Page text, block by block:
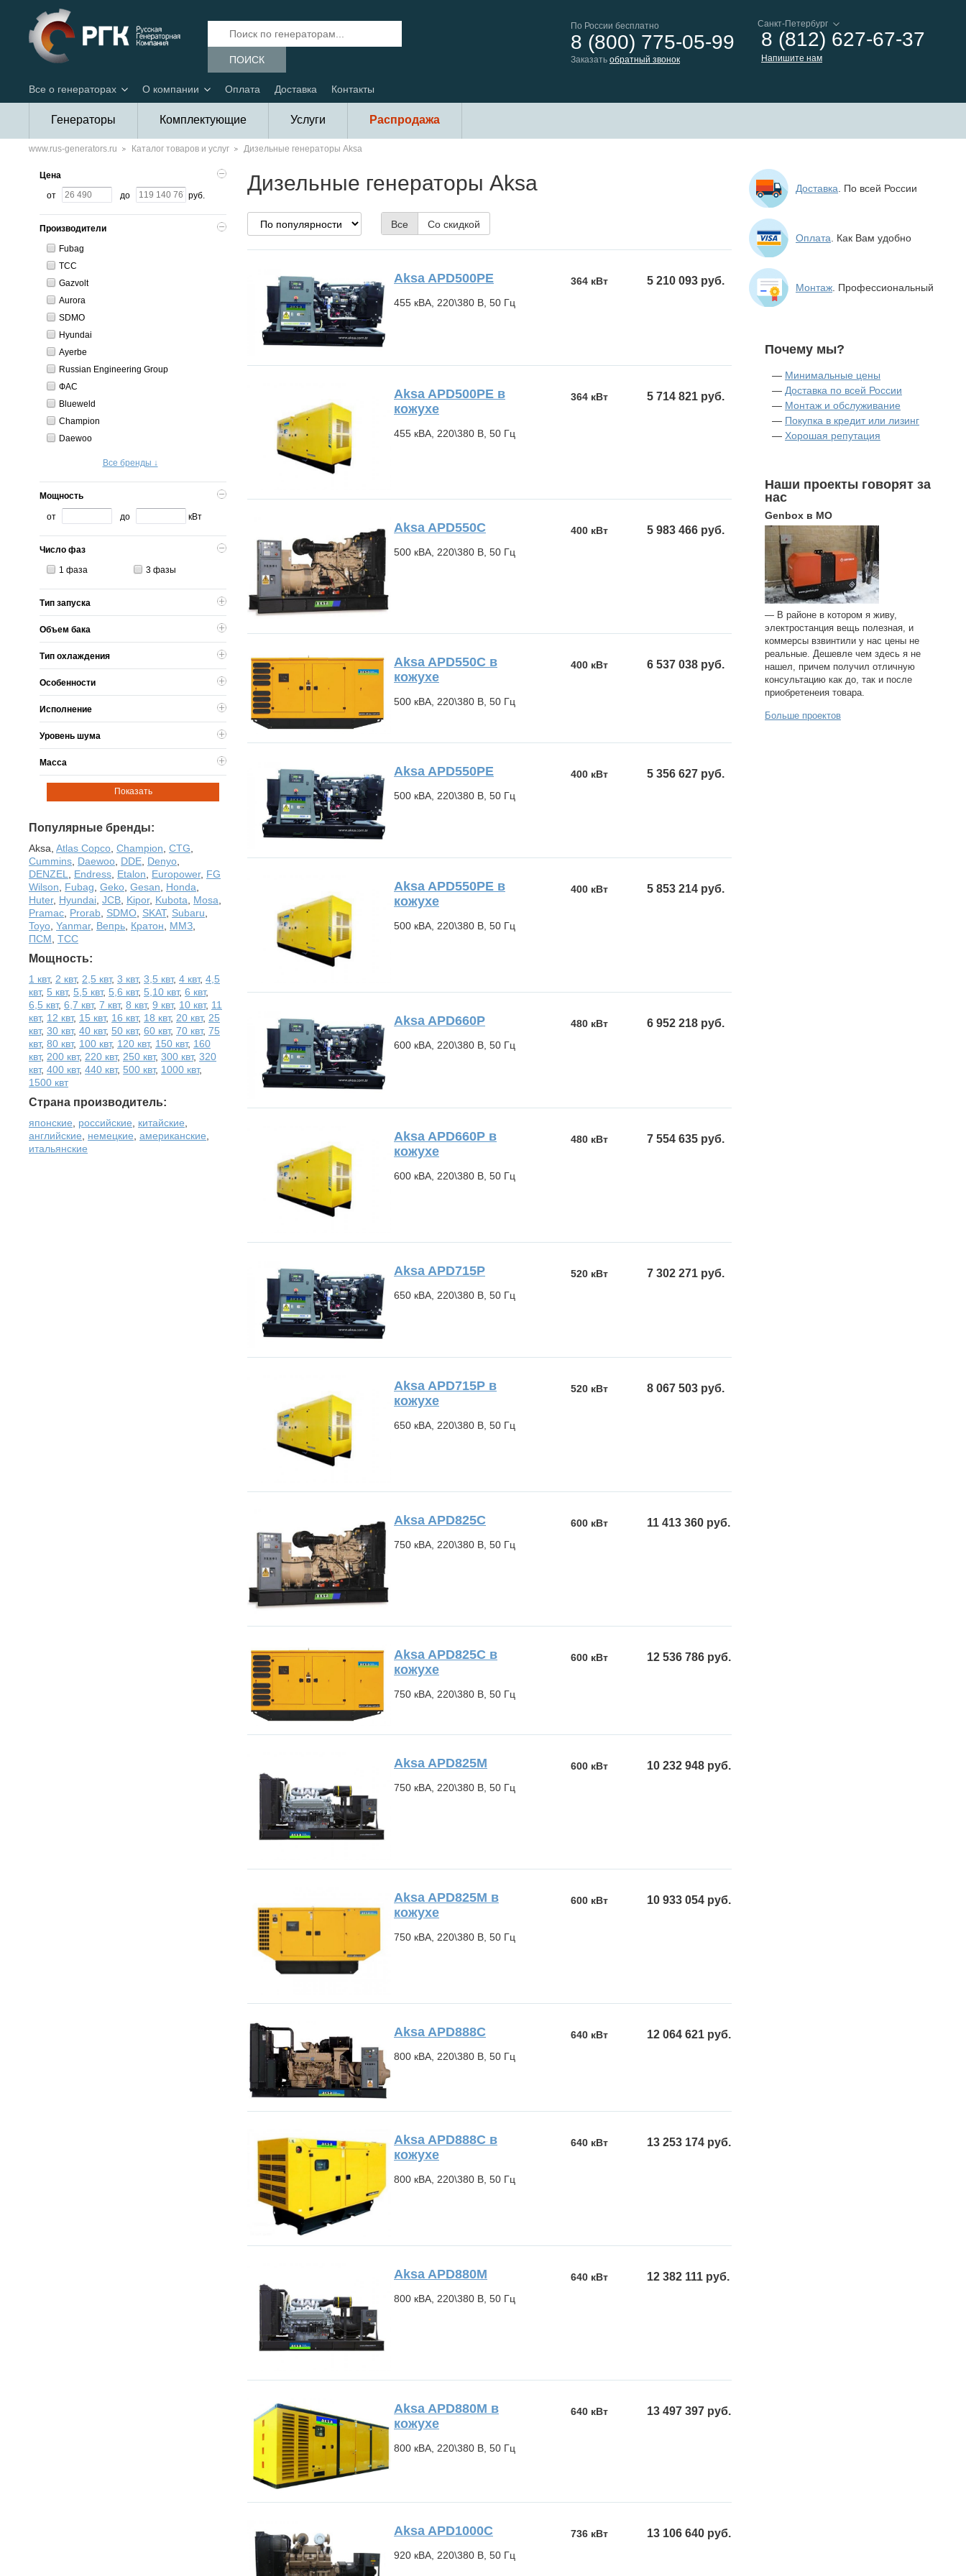
ПОИСК
По России бесплатно
8 (800) 775-05-99
Заказать обратный звонок
8 (812) 627-67-37
Напишите нам
Все о генераторах О компании Оплата Доставка Контакты
Генераторы Комплектующие Услуги Распродажа
www.rus-generators.ru Каталог товаров и услуг Дизельные генераторы Aksa
Цена
от до руб.
Производители
Fubag
ТСС
Gazvolt
Aurora
SDMO
Hyundai
Ayerbe
Russian Engineering Group
ФАС
Blueweld
Champion
Daewoo
Все бренды ↓
Мощность
от до кВт
Число фаз
1 фаза 3 фазы
Тип запуска
Объем бака
Тип охлаждения
Особенности
Исполнение
Уровень шума
Масса
Показать
Популярные бренды:
Aksa Atlas Copco Champion CTG
Cummins Daewoo DDE Denyo
DENZEL
Endress Etalon Europower, FG
Wilson
Fubag Geko Gesan Honda
Huter, Hyundai JCB Kipor, Kubota Mosa
Pramac Prorab SDMO SKAT, Subaru
Toyo Yanmar, Вепрь Кратон ММЗ
ПСМ ТСС
Мощность:
1 квт, 2 квт, 2,5 квт, 3 квт, 3,5 квт, 4 квт, 4,5
квт, 5 квт, 5,5 квт, 5,6 квт, 5,10 квт, 6 квт,
6,5 квт, 6,7 квт, 7 квт, 8 квт, 9 квт, 10 квт, 11
квт, 12 квт, 15 квт, 16 квт, 18 квт, 20 квт, 25
квт, 30 квт, 40 квт, 50 квт, 60 квт, 70 квт, 75
квт, 80 квт, 100 квт, 120 квт, 150 квт, 160
квт, 200 квт, 220 квт, 250 квт, 300 квт, 320
квт, 400 квт, 440 квт, 500 квт, 1000 квт,
1500 квт
Страна производитель:
японские российские китайские
английские
немецкие американские
итальянские
Дизельные генераторы Aksa
Все Со скидкой
Aksa APD500PE
455 кВА, 220\380 В, 50 Гц
5 210 093 руб.
364 кВт
Aksa APD500PE в
кожухе
455 кВА, 220\380 В, 50 Гц
5 714 821 руб.
364 кВт
Aksa APD550C
500 кВА, 220\380 В, 50 Гц
5 983 466 руб.
400 кВт
Aksa APD550C в
кожухе
500 кВА, 220\380 В, 50 Гц
6 537 038 руб.
400 кВт
Aksa APD550PE
500 кВА, 220\380 В, 50 Гц
5 356 627 руб.
400 кВт
Aksa APD550PE в
кожухе
500 кВА, 220\380 В, 50 Гц
5 853 214 руб.
400 кВт
Aksa APD660P
600 кВА, 220\380 В, 50 Гц
6 952 218 руб.
480 кВт
Aksa APD660P в
кожухе
600 кВА, 220\380 В, 50 Гц
7 554 635 руб.
480 кВт
Aksa APD715P
650 кВА, 220\380 В, 50 Гц
7 302 271 руб.
520 кВт
Aksa APD715P в
кожухе
650 кВА, 220\380 В, 50 Гц
8 067 503 руб.
520 кВт
Aksa APD825C
750 кВА, 220\380 В, 50 Гц
11 413 360 руб.
600 кВт
Aksa APD825C в
кожухе
750 кВА, 220\380 В, 50 Гц
12 536 786 руб.
600 кВт
Aksa APD825M
750 кВА, 220\380 В, 50 Гц
10 232 948 руб.
600 кВт
Aksa APD825M в
кожухе
750 кВА, 220\380 В, 50 Гц
10 933 054 руб.
600 кВт
Aksa APD888C
800 кВА, 220\380 В, 50 Гц
12 064 621 руб.
640 кВт
Aksa APD888C в
кожухе
800 кВА, 220\380 В, 50 Гц
13 253 174 руб.
640 кВт
Aksa APD880M
800 кВА, 220\380 В, 50 Гц
12 382 111 руб.
640 кВт
Aksa APD880M в
кожухе
800 кВА, 220\380 В, 50 Гц
13 497 397 руб.
640 кВт
Aksa APD1000C
920 кВА, 220\380 В, 50 Гц
13 106 640 руб.
736 кВт
Доставка . По всей России
Оплата . Как Вам удобно
Монтаж . Профессиональный
Почему мы?
— Минимальные цены
— Доставка по всей России
— Монтаж и обслуживание
— Покупка в кредит или лизинг
— Хорошая репутация
Наши проекты говорят за
нас
Genbox в МО
— В районе в котором я живу,
электростанция вещь полезная, и
коммерсы взвинтили у нас цены не
реальные. Дешевле чем здесь я не
нашел, причем получил отличную
консультацию как до, так и после
приобретенеия товара.
Больше проектов